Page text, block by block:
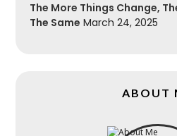
The More Things Change,
The Same March 24, 2025
ABOUT